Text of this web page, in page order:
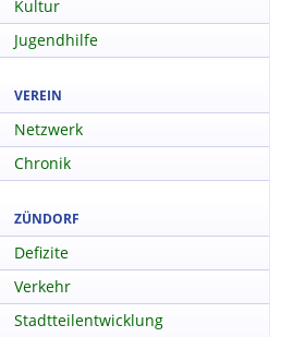
Kultur
Jugendhilfe
VEREIN
Netzwerk
Chronik
ZÜNDORF
Defizite
Verkehr
Stadtteilentwicklung